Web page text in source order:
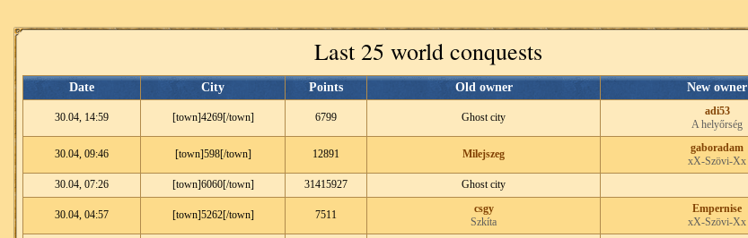
Last 25 world conquests
Date City Points Old owner New owner
30.04, 14:59 [town]4269[/town] 6799 Ghost city
adi53
A helyőrség
30.04, 09:46 [town]598[/town] 12891 Milejszeg
gaboradam
xX-Szövi-Xx
30.04, 07:26
[town]6060[/town] 31415927 Ghost city
30.04, 04:57 [town]5262[/town] 7511
csgy
Szkíta
Empernise
xX-Szövi-Xx